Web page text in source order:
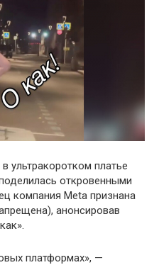
ультракоротком платье
откровенными
компания Meta признана
анонсировав
платформах», —